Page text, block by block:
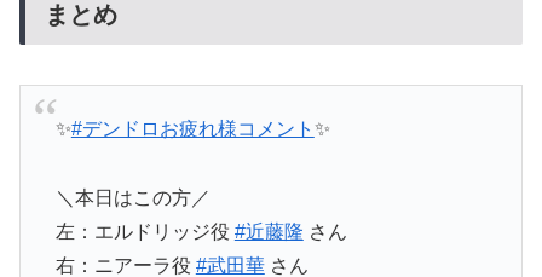
まとめ
✨#デンドロお疲れ様コメント ✨
＼本日はこの方／
左：エルドリッジ役 #近藤隆 さん
右：ニアーラ役 #武田華さん